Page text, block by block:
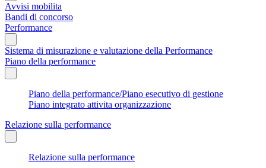
Avvisi mobilita
Bandi di concorso
Performance
Sistema di misurazione e valutazione della Performance
Piano della performance
Piano della performance/Piano esecutivo di gestione
Piano integrato attivita organizzazione
Relazione sulla performance
Relazione sulla performance